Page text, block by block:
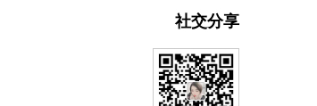
社交分享